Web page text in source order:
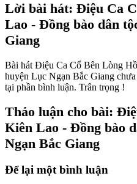
Lời bài hát: Điệu Ca
Lao - Đồng bào dân
Giang
Bài hát Điệu Ca Cổ Bên Lòng
huyện Lục Ngạn Bắc Giang
tại phần bình luận. Trân trọng !
Thảo luận cho bài:
Kiên Lao - Đồng bào
Ngạn Bắc Giang
Để lại một bình luận